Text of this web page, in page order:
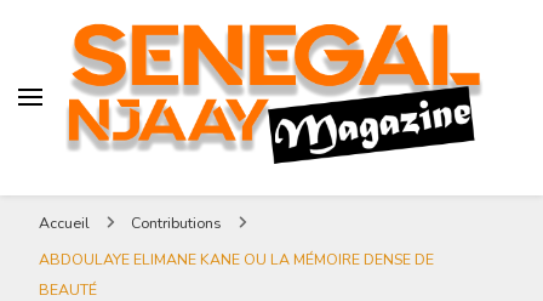
Senegal-njaay.com littérature
Africaine littérature sénégalaise
Art et Culture
Magazine Sénégal Njaay –
Senegal-njaay.com littérature
Africaine littérature
revue littéraire africaine
Accueil
Contributions
ABDOULAYE ELIMANE KANE OU LA MÉMOIRE DENSE DE
BEAUTÉ